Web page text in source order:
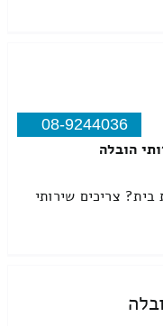
08-9244036
הובלה
צריכים שירותי